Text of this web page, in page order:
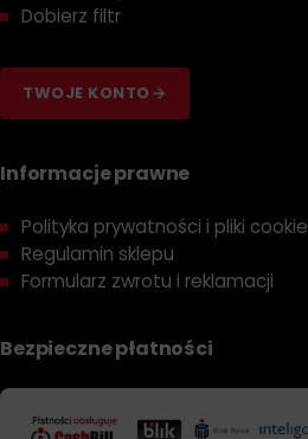
Dobierz filtr
TWOJE KONTO
Informacje prawne
Polityka prywatności i pliki cookie
Regulamin sklepu
Formularz zwrotu i reklamacji
Bezpieczne płatności